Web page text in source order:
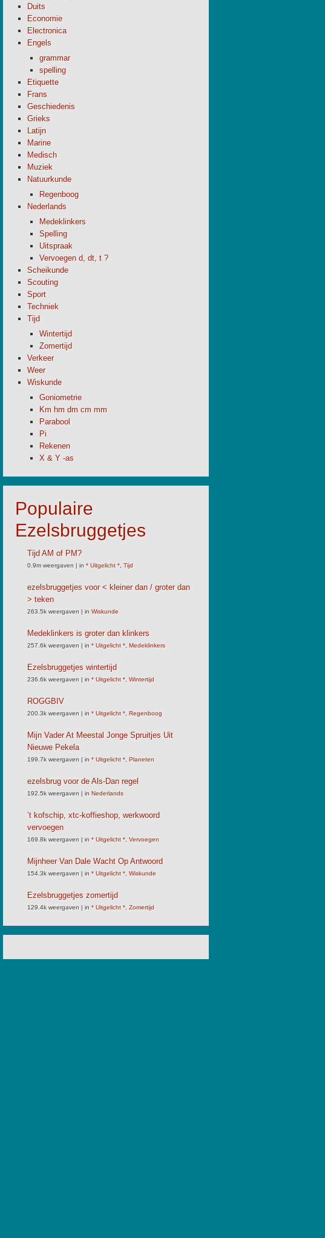
Duits
Economie
Electronica
Engels
grammar
spelling
Etiquette
Frans
Geschiedenis
Grieks
Latijn
Marine
Medisch
Muziek
Natuurkunde
Regenboog
Nederlands
Medeklinkers
Spelling
Uitspraak
Vervoegen d, dt, t ?
Scheikunde
Scouting
Sport
Techniek
Tijd
Wintertijd
Zomertijd
Verkeer
Weer
Wiskunde
Goniometrie
Km hm dm cm mm
Parabool
Pi
Rekenen
X & Y -as
Populaire
Ezelsbruggetjes
Tijd AM of PM?
0.9m weergaven | in * Uitgelicht *, Tijd
ezelsbruggetjes voor < kleiner dan / groter dan
> teken
263.5k weergaven | in Wiskunde
Medeklinkers is groter dan klinkers
257.6k weergaven | in * Uitgelicht *, Medeklinkers
Ezelsbruggetjes wintertijd
236.6k weergaven | in * Uitgelicht *, Wintertijd
ROGGBIV
200.3k weergaven | in * Uitgelicht *, Regenboog
Mijn Vader At Meestal Jonge Spruitjes Uit
Nieuwe Pekela
199.7k weergaven | in * Uitgelicht *, Planeten
ezelsbrug voor de Als-Dan regel
192.5k weergaven | in Nederlands
’t kofschip, xtc-koffieshop, werkwoord
vervoegen
169.8k weergaven | in * Uitgelicht *, Vervoegen
Mijnheer Van Dale Wacht Op Antwoord
154.3k weergaven | in * Uitgelicht *, Wiskunde
Ezelsbruggetjes zomertijd
129.4k weergaven | in * Uitgelicht *, Zomertijd